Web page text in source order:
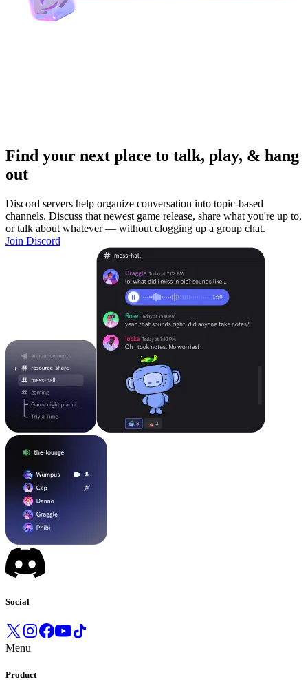
Find your next place to talk, play, & hang
out
Discord servers help organize conversation into topic-based
channels. Discuss that newest game release, share what you're up to,
or talk about whatever — without clogging up a group chat.
Join Discord
Social
Menu
Product